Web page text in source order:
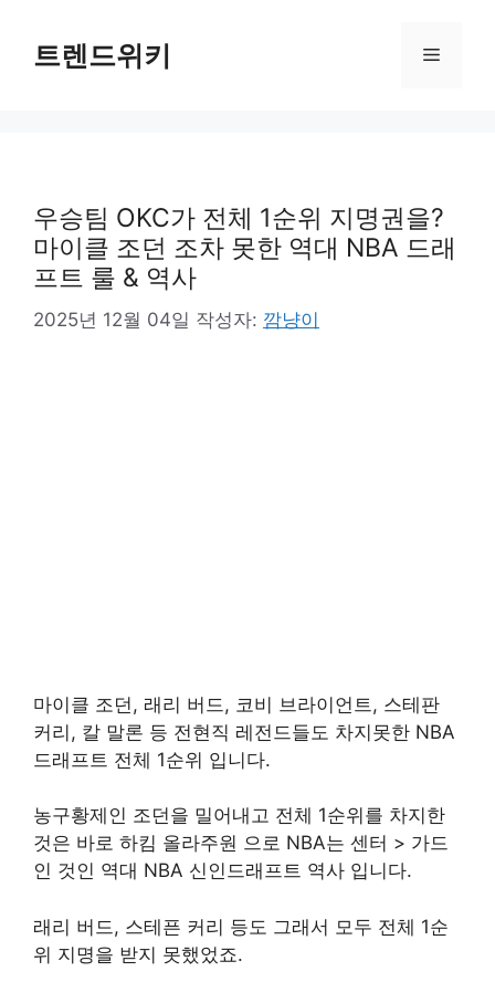
트렌드위키 메
우승팀 OKC가 전체 1순위 지명권을?
마이클 조던 조차 못한 역대 NBA 드래
프트 룰 & 역사
2025년 12월 04일 작성자: 깜냥이
마이클 조던, 래리 버드, 코비 브라이언트, 스테판
커리, 칼 말론 등 전현직 레전드들도 차지못한 NBA
드래프트 전체 1순위 입니다.
농구황제인 조던을 밀어내고 전체 1순위를 차지한
것은 바로 하킴 올라주원 으로 NBA는 센터 > 가드
인 것인 역대 NBA 신인드래프트 역사 입니다.
래리 버드, 스테픈 커리 등도 그래서 모두 전체 1순
위 지명을 받지 못했었죠.